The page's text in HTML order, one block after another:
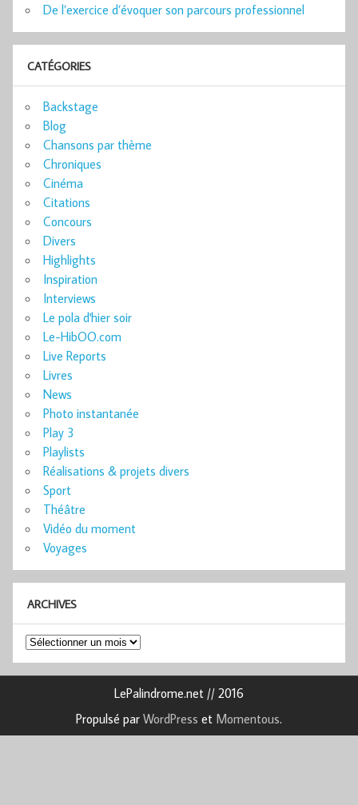
De l’exercice d’évoquer son parcours professionnel
CATÉGORIES
Backstage
Blog
Chansons par thème
Chroniques
Cinéma
Citations
Concours
Divers
Highlights
Inspiration
Interviews
Le pola d'hier soir
Le-HibOO.com
Live Reports
Livres
News
Photo instantanée
Play 3
Playlists
Réalisations & projets divers
Sport
Théâtre
Vidéo du moment
Voyages
ARCHIVES
Archives
LePalindrome.net // 2016
Propulsé par WordPress et Momentous.